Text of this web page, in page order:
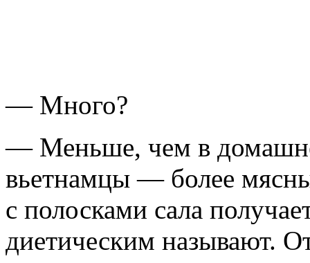
— Много?
— Меньше, чем в
вьетнамцы — более
с полосками сала
диетическим называют.